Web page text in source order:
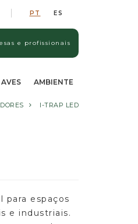
PT ES
e profissionais
AMBIENTE
I-TRAP LED
para espaços
e industriais.